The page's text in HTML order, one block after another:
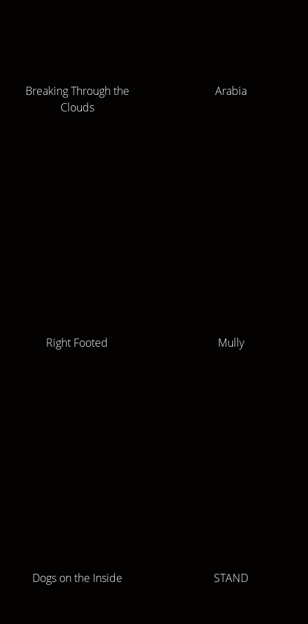
Breaking Through the
Clouds
Arabia
Right Footed Mully
Dogs on the Inside STAND